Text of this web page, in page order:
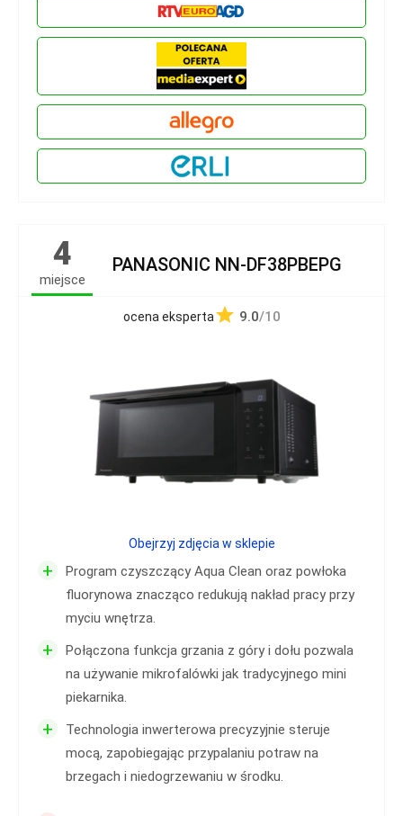
4
miejsce
PANASONIC NN-DF38PBEPG
ocena eksperta 9.0/10
+
Program czyszczący Aqua Clean oraz powłoka
fluorynowa znacząco redukują nakład pracy przy
myciu wnętrza.
+
Połączona funkcja grzania z góry i dołu pozwala
na używanie mikrofalówki jak tradycyjnego mini
piekarnika.
+
Technologia inwerterowa precyzyjnie steruje
mocą, zapobiegając przypalaniu potraw na
brzegach i niedogrzewaniu w środku.
Obejrzyj zdjęcia w sklepie